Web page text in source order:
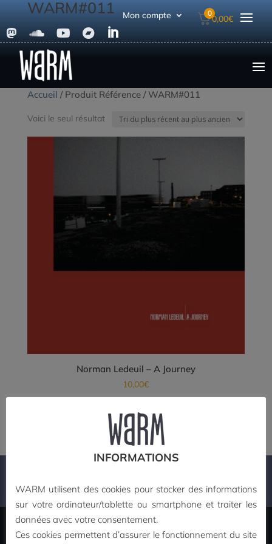
Mon compte 00,00€
    
Accueil / Produit Référence / WARM#011
WARM#011
Voici le seul résultat
Norman Ledeuil – A Journey
10,00€
Ajouter au panier
MON COMPTE
INFORMATIONS
WARM utilisent des cookies pour stocker des informations
sur votre ordinateur/tablette ou smartphone et traiter les
données avec votre consentement.
Ces cookies permettent d’assurer le fonctionnement du site